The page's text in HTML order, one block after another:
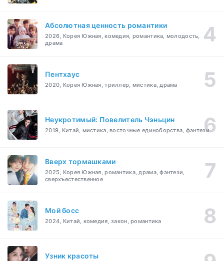
Абсолютная ценность романтики
2026, Корея Южная, комедия, романтика, молодость,
драма
Пентхаус
2020, Корея Южная, триллер, мистика, драма
Неукротимый: Повелитель Чэньцин
2019, Китай, мистика, восточные единоборства, фэнтези
Вверх тормашками
2025, Корея Южная, романтика, драма, фэнтези,
сверхъестественное
Мой босс
2024, Китай, комедия, закон, романтика
Узник красоты